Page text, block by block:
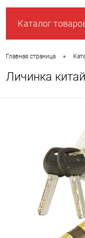
Каталог
Главная страница •
Личинка